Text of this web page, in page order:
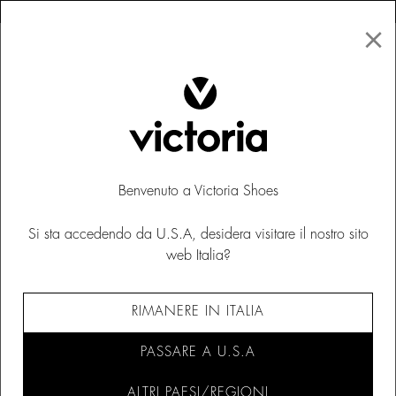
×
Benvenuto a Victoria Shoes
Si sta accedendo da U.S.A, desidera visitare il nostro sito
web Italia?
RIMANERE IN ITALIA
PASSARE A U.S.A
ALTRI PAESI/REGIONI